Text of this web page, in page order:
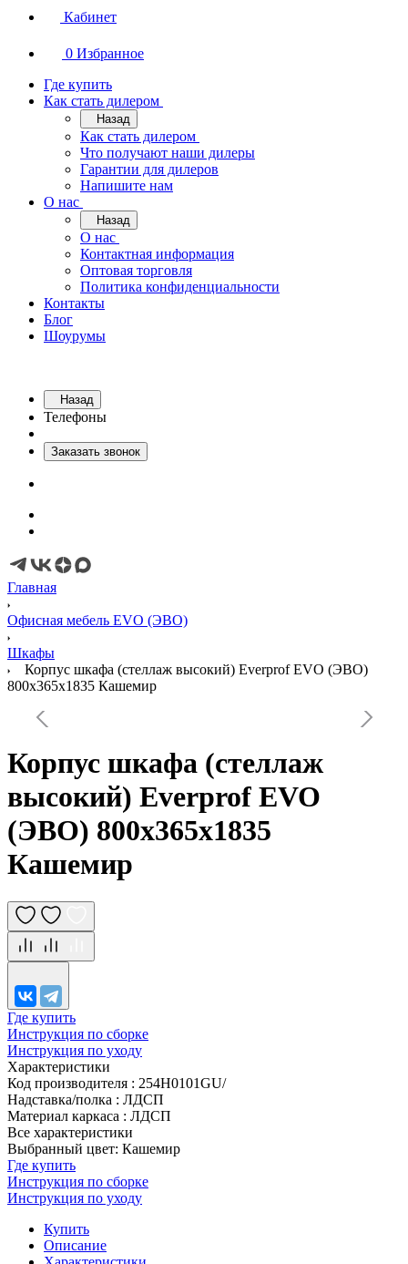
Кабинет
0 Избранное
Где купить
Как стать дилером
Назад
Как стать дилером
Что получают наши дилеры
Гарантии для дилеров
Напишите нам
О нас
Назад
О нас
Контактная информация
Оптовая торговля
Политика конфиденциальности
Контакты
Блог
Шоурумы
Назад
Телефоны
Заказать звонок
Главная
Офисная мебель EVO (ЭВО)
Шкафы
Корпус шкафа (стеллаж высокий) Everprof EVO (ЭВО)
800х365х1835 Кашемир
Корпус шкафа (стеллаж
высокий) Everprof EVO
(ЭВО) 800х365х1835
Кашемир
Где купить
Инструкция по сборке
Инструкция по уходу
Характеристики
Код производителя : 254H0101GU/
Надставка/полка : ЛДСП
Материал каркаса : ЛДСП
Все характеристики
Выбранный цвет: Кашемир
Где купить
Инструкция по сборке
Инструкция по уходу
Купить
Описание